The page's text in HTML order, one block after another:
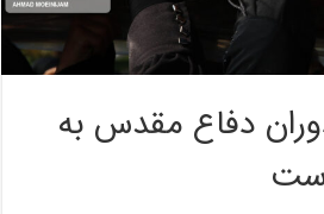
دفاع مقدس به